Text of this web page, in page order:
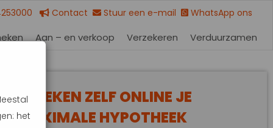
Contact Stuur een e-mail WhatsApp ons
Aan – en verkoop Verzekeren Verduurzamen
BEREKEN ZELF ONLINE JE
MAXIMALE HYPOTHEEK
het